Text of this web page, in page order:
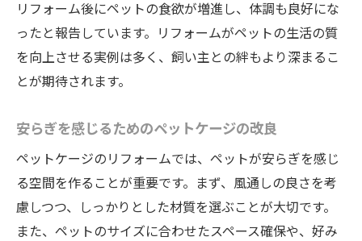
リフォーム後にペットの食欲が増進し、体調も良好にな
ったと報告しています。リフォームがペットの生活の質
を向上させる実例は多く、飼い主との絆もより深まるこ
とが期待されます。
安らぎを感じるためのペットケージの改良
ペットケージのリフォームでは、ペットが安らぎを感じ
る空間を作ることが重要です。まず、風通しの良さを考
慮しつつ、しっかりとした材質を選ぶことが大切です。
また、ペットのサイズに合わせたスペース確保や、好み